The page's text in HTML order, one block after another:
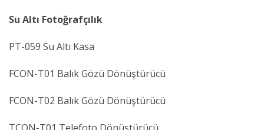
Su Altı Fotoğrafçılık
PT-059 Su Altı Kasa
FCON-T01 Balık Gözü Dönüştürücü
FCON-T02 Balık Gözü Dönüştürücü